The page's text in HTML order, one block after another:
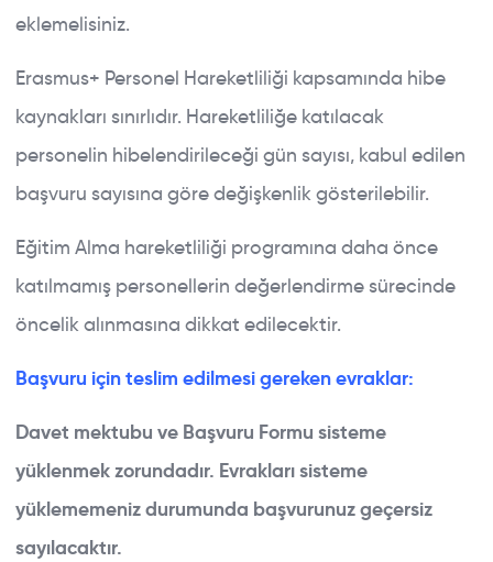
eklemelisiniz.
Erasmus+ Personel Hareketliliği kapsamında hibe
kaynakları sınırlıdır. Hareketliliğe katılacak
personelin hibelendirileceği gün sayısı, kabul edilen
başvuru sayısına göre değişkenlik gösterilebilir.
Eğitim Alma hareketliliği programına daha önce
katılmamış personellerin değerlendirme sürecinde
öncelik alınmasına dikkat edilecektir.
Başvuru için teslim edilmesi gereken evraklar:
Davet mektubu ve Başvuru Formu sisteme
yüklenmek zorundadır. Evrakları sisteme
yüklememeniz durumunda başvurunuz geçersiz
sayılacaktır.